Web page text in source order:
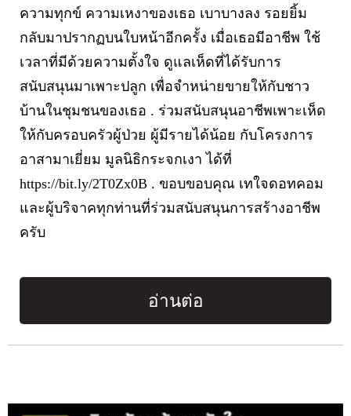
ความทุกข์ ความเหงาของเธอ เบาบางลง รอยยิ้ม
กลับมาปรากฏบนใบหน้าอีกครั้ง เมื่อเธอมีอาชีพ ใช้
เวลาที่มีด้วยความตั้งใจ ดูแลเห็ดที่ได้รับการ
สนับสนุนมาเพาะปลูก เพื่อจำหน่ายขายให้กับชาว
บ้านในชุมชนของเธอ . ร่วมสนับสนุนอาชีพเพาะเห็ด
ให้กับครอบครัวผู้ป่วย ผู้มีรายได้น้อย กับโครงการ
อาสามาเยี่ยม มูลนิธิกระจกเงา ได้ที่
https://bit.ly/2T0Zx0B . ขอบขอบคุณ เทใจดอทคอม
และผู้บริจาคทุกท่านที่ร่วมสนับสนุนการสร้างอาชีพ
ครับ
อ่านต่อ